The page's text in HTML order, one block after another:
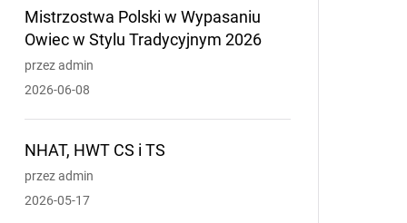
Mistrzostwa Polski w Wypasaniu
Owiec w Stylu Tradycyjnym 2026
przez admin
2026-06-08
NHAT, HWT CS i TS
przez admin
2026-05-17